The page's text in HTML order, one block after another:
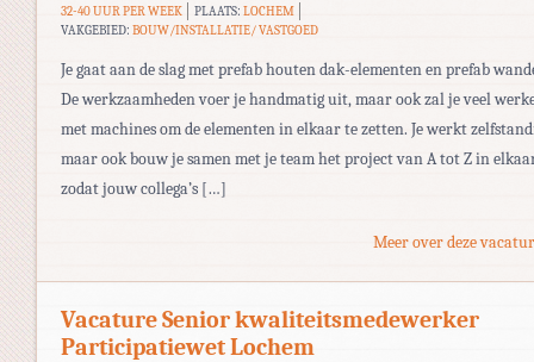
32-40 UUR PER WEEK PLAATS: LOCHEM
VAKGEBIED: BOUW/INSTALLATIE/ VASTGOED
Je gaat aan de slag met prefab houten dak-elementen en prefab
De werkzaamheden voer je handmatig uit, maar ook zal je veel
met machines om de elementen in elkaar te zetten. Je werkt
maar ook bouw je samen met je team het project van A tot Z in
zodat jouw collega’s […]
Meer over deze
Vacature Senior kwaliteitsmedewerker
Participatiewet Lochem